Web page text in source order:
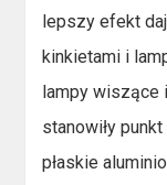
lepszy efekt
kinkietami i
lampy wiszące
stanowiły
płaskie